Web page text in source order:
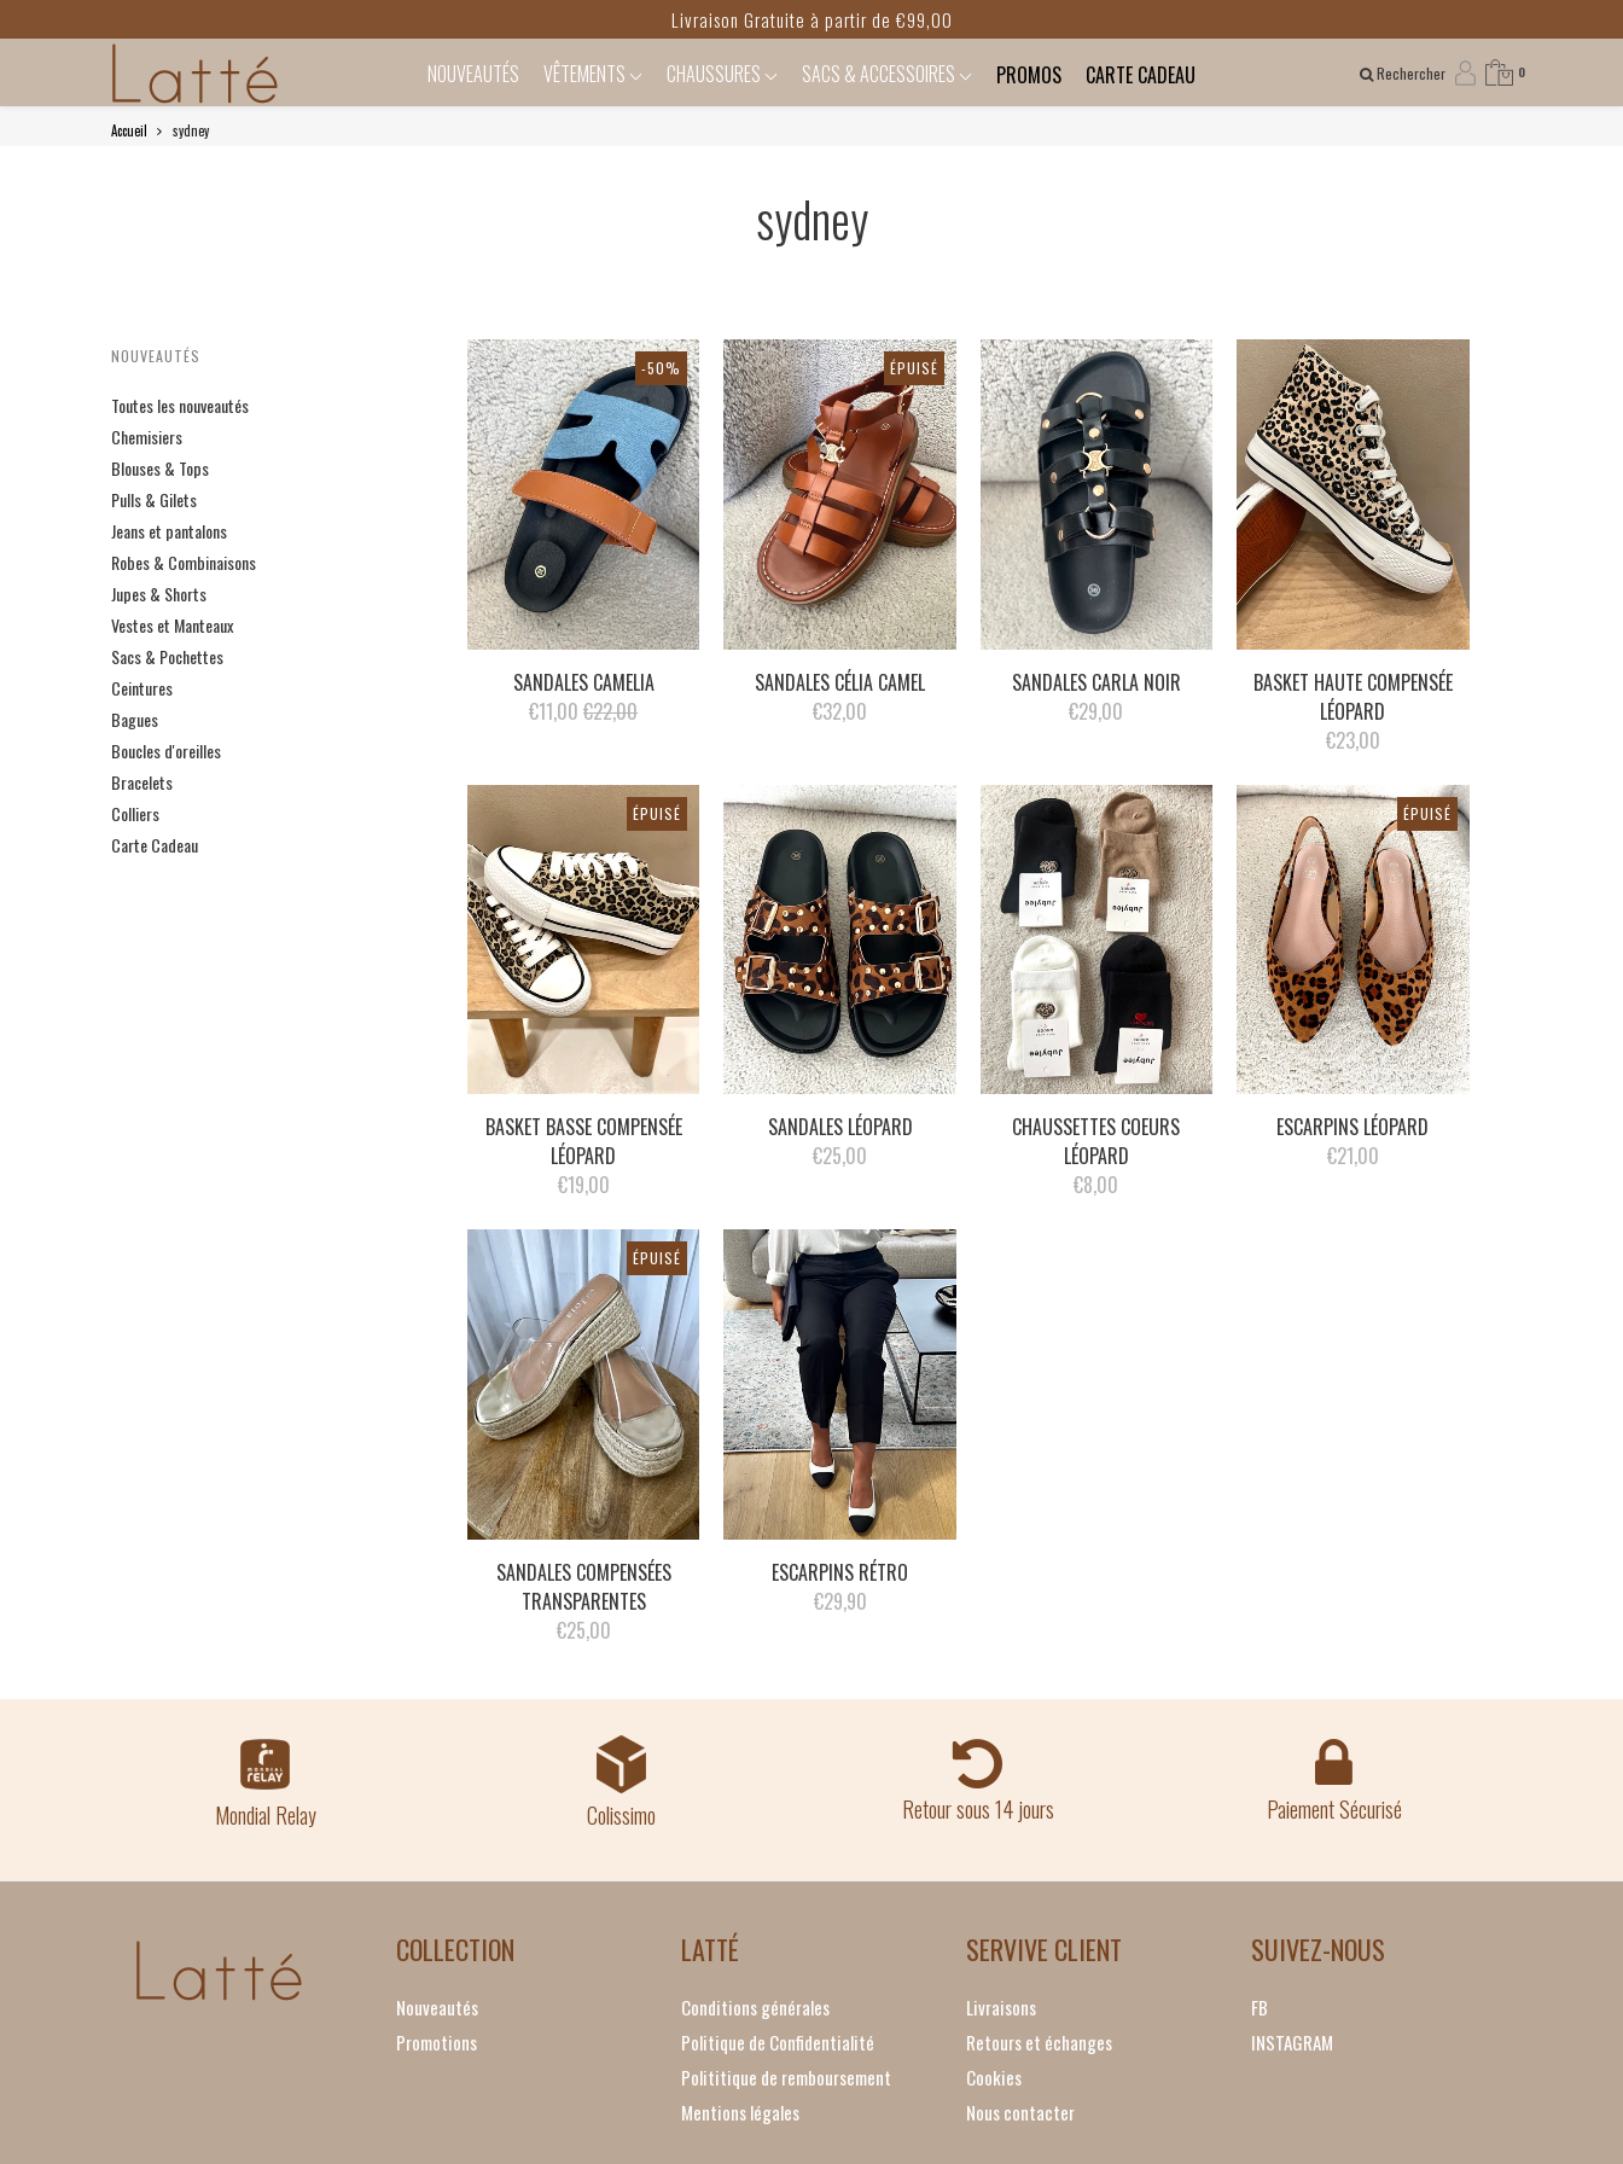
Livraison Gratuite à partir de €99,00
Rechercher 0
NOUVEAUTÉS VÊTEMENTS CHAUSSURES SACS & ACCESSOIRES PROMOS CARTE CADEAU
Accueil sydney
sydney
NOUVEAUTÉS
Toutes les nouveautés
Chemisiers
Blouses & Tops
Pulls & Gilets
Jeans et pantalons
Robes & Combinaisons
Jupes & Shorts
Vestes et Manteaux
Sacs & Pochettes
Ceintures
Bagues
Boucles d'oreilles
Bracelets
Colliers
Carte Cadeau
-50%
SANDALES CAMELIA
€11,00€22,00
ÉPUISÉ
SANDALES CÉLIA CAMEL
€32,00
SANDALES CARLA NOIR
€29,00
BASKET HAUTE COMPENSÉE
LÉOPARD
€23,00
ÉPUISÉ
BASKET BASSE COMPENSÉE
LÉOPARD
€19,00
SANDALES LÉOPARD
€25,00
CHAUSSETTES COEURS
LÉOPARD
€8,00
ÉPUISÉ
ESCARPINS LÉOPARD
€21,00
ÉPUISÉ
SANDALES COMPENSÉES
TRANSPARENTES
€25,00
ESCARPINS RÉTRO
€29,90
Mondial Relay Colissimo Retour sous 14 jours Paiement Sécurisé
COLLECTION
Nouveautés
Promotions
LATTÉ
Conditions générales
Politique de Confidentialité
Polititique de remboursement
Mentions légales
SERVIVE CLIENT
Livraisons
Retours et échanges
Cookies
Nous contacter
SUIVEZ-NOUS
FB
INSTAGRAM